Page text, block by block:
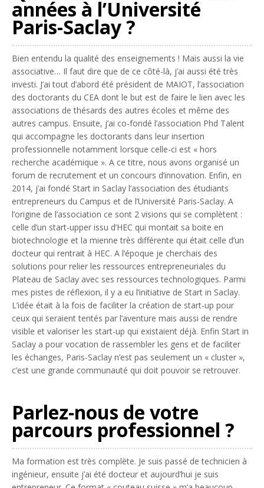
années à l’Université
Paris-Saclay ?
Bien entendu la qualité des enseignements ! Mais aussi la vie
associative… Il faut dire que de ce côté-là, j’ai aussi été très
investi. J’ai tout d’abord été président de MAIOT, l’association
des doctorants du CEA dont le but est de faire le lien avec les
associations de thésards des autres écoles et même des
autres campus. Ensuite, j’ai co-fondé l’association Phd Talent
qui accompagne les doctorants dans leur insertion
professionnelle notamment lorsque celle-ci est « hors
recherche académique ». A ce titre, nous avons organisé un
forum de recrutement et un concours d’innovation. Enfin, en
2014, j’ai fondé Start in Saclay l’association des étudiants
entrepreneurs du Campus et de l’Université Paris-Saclay. A
l’origine de l’association ce sont 2 visions qui se complètent :
celle d’un start-upper issu d’HEC qui montait sa boite en
biotechnologie et la mienne très différente qui était celle d’un
docteur qui rentrait à HEC. A l’époque je cherchais des
solutions pour relier les ressources entrepreneuriales du
Plateau de Saclay avec ses ressources technologiques. Parmi
mes pistes de réflexion, il y a eu l’initiative de Start in Saclay.
L’idée était à la fois de faciliter la création de start-up pour
ceux qui seraient tentés par l’aventure mais aussi de rendre
visible et valoriser les start-up qui existaient déjà. Enfin Start in
Saclay a pour vocation de rassembler les gens et de faciliter
les échanges, Paris-Saclay n’est pas seulement un « cluster »,
c’est une grande communauté qui doit pouvoir se retrouver.
Parlez-nous de votre
parcours professionnel ?
Ma formation est très complète. Je suis passé de technicien à
ingénieur, ensuite j’ai été docteur et aujourd’hui je suis